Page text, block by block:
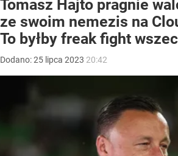
Tomasz Hajto pragnie
ze swoim nemezis na
To byłby freak fight
Dodano:25 lipca 2023 20:42